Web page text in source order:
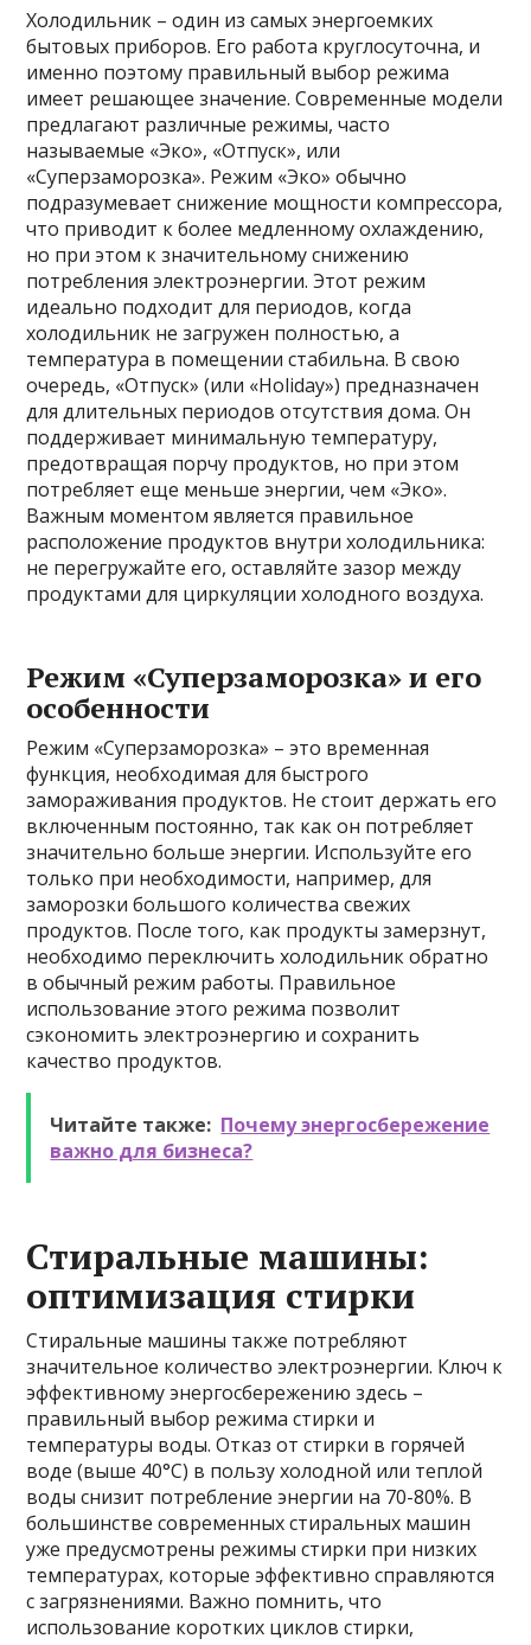
Холодильник – один из самых энергоемких
бытовых приборов. Его работа круглосуточна, и
именно поэтому правильный выбор режима
имеет решающее значение. Современные модели
предлагают различные режимы, часто
называемые «Эко», «Отпуск», или
«Суперзаморозка». Режим «Эко» обычно
подразумевает снижение мощности компрессора,
что приводит к более медленному охлаждению,
но при этом к значительному снижению
потребления электроэнергии. Этот режим
идеально подходит для периодов, когда
холодильник не загружен полностью, а
температура в помещении стабильна. В свою
очередь, «Отпуск» (или «Holiday») предназначен
для длительных периодов отсутствия дома. Он
поддерживает минимальную температуру,
предотвращая порчу продуктов, но при этом
потребляет еще меньше энергии, чем «Эко».
Важным моментом является правильное
расположение продуктов внутри холодильника:
не перегружайте его, оставляйте зазор между
продуктами для циркуляции холодного воздуха.
Режим «Суперзаморозка» и его
особенности
Режим «Суперзаморозка» – это временная
функция, необходимая для быстрого
замораживания продуктов. Не стоит держать его
включенным постоянно, так как он потребляет
значительно больше энергии. Используйте его
только при необходимости, например, для
заморозки большого количества свежих
продуктов. После того, как продукты замерзнут,
необходимо переключить холодильник обратно
в обычный режим работы. Правильное
использование этого режима позволит
сэкономить электроэнергию и сохранить
качество продуктов.
Читайте также: Почему энергосбережение
важно для бизнеса?
Стиральные машины:
оптимизация стирки
Стиральные машины также потребляют
значительное количество электроэнергии. Ключ к
эффективному энергосбережению здесь –
правильный выбор режима стирки и
температуры воды. Отказ от стирки в горячей
воде (выше 40°С) в пользу холодной или теплой
воды снизит потребление энергии на 70-80%. В
большинстве современных стиральных машин
уже предусмотрены режимы стирки при низких
температурах, которые эффективно справляются
с загрязнениями. Важно помнить, что
использование коротких циклов стирки,